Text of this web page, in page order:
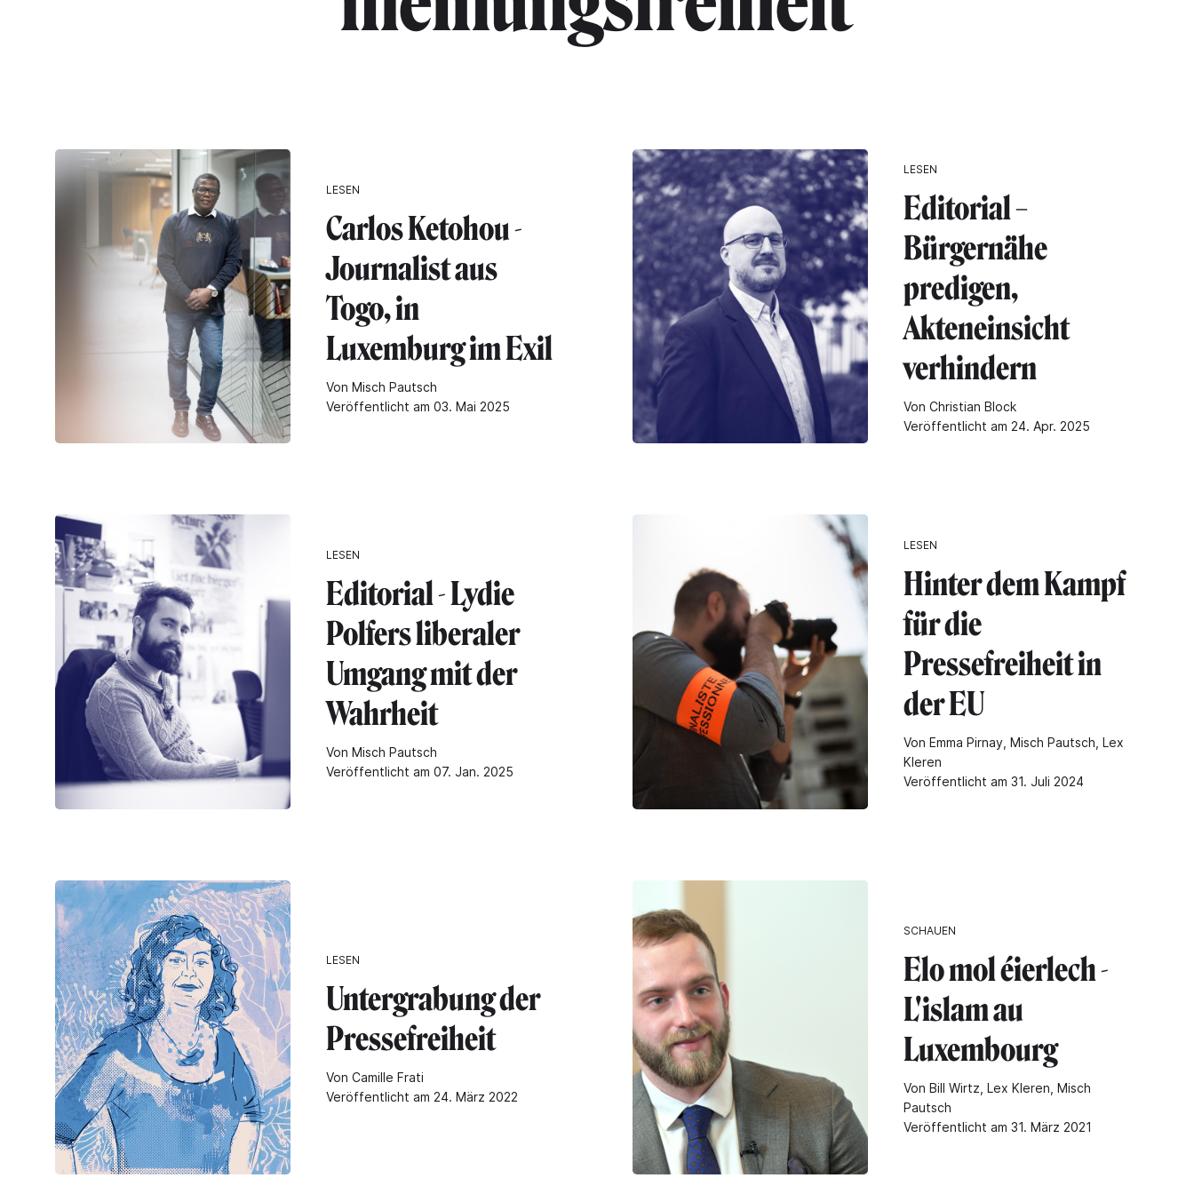
LESEN
Carlos Ketohou -
Journalist aus
Togo, in
Luxemburg im Exil
Von Misch Pautsch
Veröffentlicht am 03. Mai 2025
LESEN
Editorial –
Bürgernähe
predigen,
Akteneinsicht
verhindern
Von Christian Block
Veröffentlicht am 24. Apr. 2025
LESEN
Editorial - Lydie
Polfers liberaler
Umgang mit der
Wahrheit
Von Misch Pautsch
Veröffentlicht am 07. Jan. 2025
LESEN
Hinter dem Kampf
für die
Pressefreiheit in
der EU
Von Emma Pirnay, Misch Pautsch, Lex
Kleren
Veröffentlicht am 31. Juli 2024
LESEN
Untergrabung der
Pressefreiheit
Von Camille Frati
Veröffentlicht am 24. März 2022
SCHAUEN
Elo mol éierlech -
L'islam au
Luxembourg
Von Bill Wirtz, Lex Kleren, Misch
Pautsch
Veröffentlicht am 31. März 2021